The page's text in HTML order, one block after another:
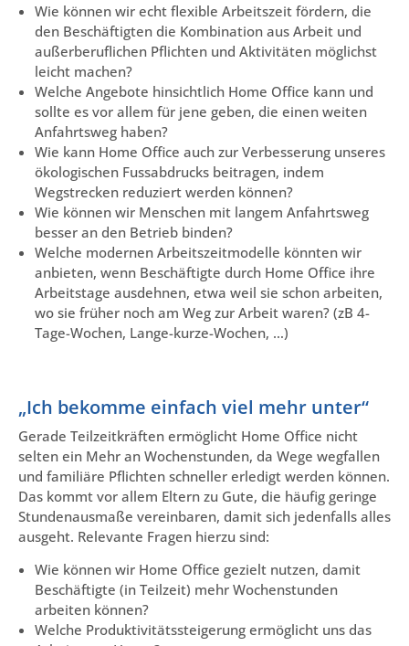
Wie können wir echt flexible Arbeitszeit fördern, die
den Beschäftigten die Kombination aus Arbeit und
außerberuflichen Pflichten und Aktivitäten möglichst
leicht machen?
Welche Angebote hinsichtlich Home Office kann und
sollte es vor allem für jene geben, die einen weiten
Anfahrtsweg haben?
Wie kann Home Office auch zur Verbesserung unseres
ökologischen Fussabdrucks beitragen, indem
Wegstrecken reduziert werden können?
Wie können wir Menschen mit langem Anfahrtsweg
besser an den Betrieb binden?
Welche modernen Arbeitszeitmodelle könnten wir
anbieten, wenn Beschäftigte durch Home Office ihre
Arbeitstage ausdehnen, etwa weil sie schon arbeiten,
wo sie früher noch am Weg zur Arbeit waren? (zB 4-
Tage-Wochen, Lange-kurze-Wochen, …)
„Ich bekomme einfach viel mehr unter“
Gerade Teilzeitkräften ermöglicht Home Office nicht
selten ein Mehr an Wochenstunden, da Wege wegfallen
und familiäre Pflichten schneller erledigt werden können.
Das kommt vor allem Eltern zu Gute, die häufig geringe
Stundenausmaße vereinbaren, damit sich jedenfalls alles
ausgeht. Relevante Fragen hierzu sind:
Wie können wir Home Office gezielt nutzen, damit
Beschäftigte (in Teilzeit) mehr Wochenstunden
arbeiten können?
Welche Produktivitätssteigerung ermöglicht uns das